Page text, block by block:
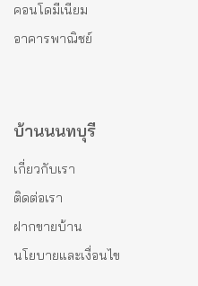
คอนโดมีเนียม
อาคารพาณิชย์
บ้านนนทบุรี
เกี่ยวกับเรา
ติดต่อเรา
ฝากขายบ้าน
นโยบายและเงื่อนไข